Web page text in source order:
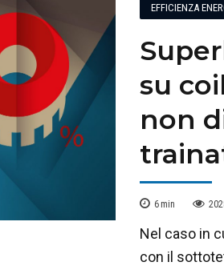
EFFICIENZA
su
non
6 min
Nel caso in
con il